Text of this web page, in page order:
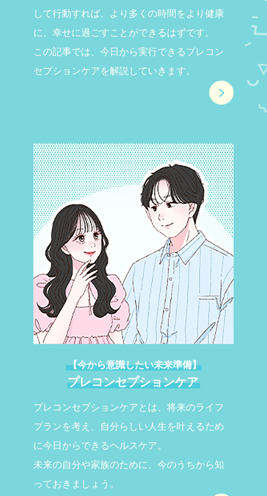
して行動すれば、より多くの時間をより健康
に、幸せに過ごすことができるはずです。
この記事では、今日から実行できるプレコン
セプションケアを解説していきます。
【今から意識したい未来準備】
プレコンセプションケア
プレコンセプションケアとは、将来のライフ
プランを考え、自分らしい人生を叶えるため
に今日からできるヘルスケア。
未来の自分や家族のために、今のうちから知
っておきましょう。